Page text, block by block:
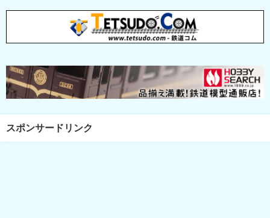
スポンサードリンク